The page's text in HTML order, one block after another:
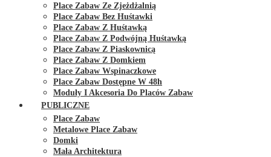
Place Zabaw Ze Zjeżdżalnią
Place Zabaw Bez Huśtawki
Place Zabaw Z Huśtawką
Place Zabaw Z Podwójną Huśtawką
Place Zabaw Z Piaskownicą
Place Zabaw Z Domkiem
Place Zabaw Wspinaczkowe
Place Zabaw Dostępne W 48h
Moduły I Akcesoria Do Placów Zabaw
PUBLICZNE
Place Zabaw
Metalowe Place Zabaw
Domki
Mała Architektura